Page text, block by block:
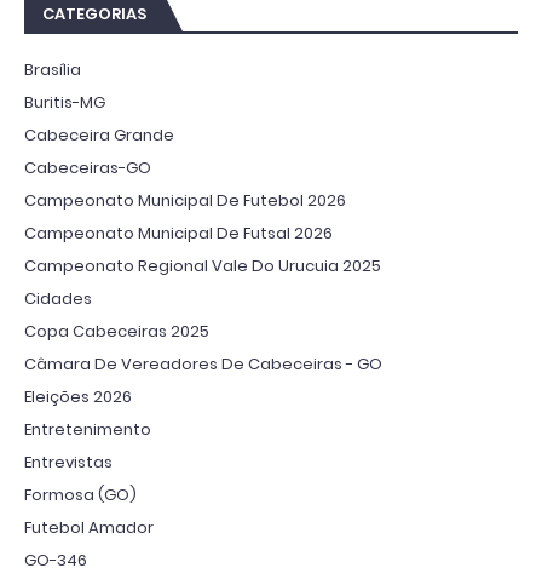
CATEGORIAS
Brasília
Buritis-MG
Cabeceira Grande
Cabeceiras-GO
Campeonato Municipal De Futebol 2026
Campeonato Municipal De Futsal 2026
Campeonato Regional Vale Do Urucuia 2025
Cidades
Copa Cabeceiras 2025
Câmara De Vereadores De Cabeceiras - GO
Eleições 2026
Entretenimento
Entrevistas
Formosa (GO)
Futebol Amador
GO-346